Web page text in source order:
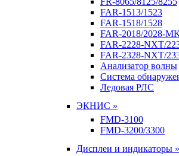
FAR-1513/1523
FAR-1518/1528
FAR-2018/2028-
FAR-2228-NXT/
FAR-2328-NXT/
Анализатор волны
Система
Ледовая РЛС
ЭКНИС »
FMD-3100
FMD-3200/3300
Дисплеи и индикаторы »